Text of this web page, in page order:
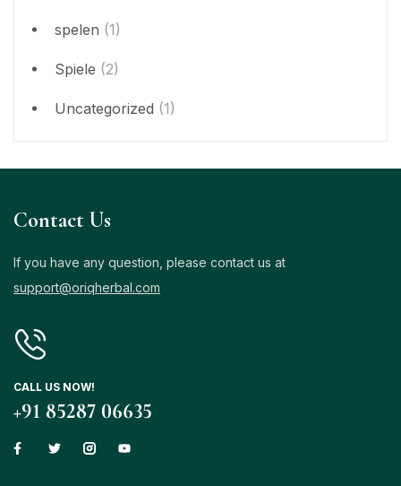
spelen (1)
Spiele (2)
Uncategorized (1)
Contact Us
If you have any question, please contact us at
support@oriqherbal.com
CALL US NOW!
+91 85287 06635